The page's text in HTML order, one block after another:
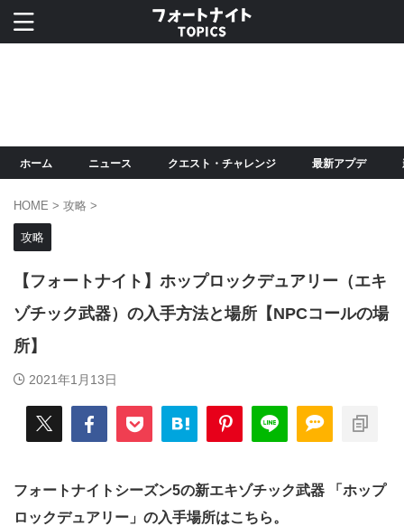
ホーム ニュース クエスト・チャレンジ 最新アプデ
HOME > 攻略 >
攻略
【フォートナイト】ホップロックデュアリー（エキ
ゾチック武器）の入手方法と場所【NPCコールの場
所】
2021年1月13日
フォートナイトシーズン5の新エキゾチック武器 「ホップ
ロックデュアリー」の入手場所はこちら。